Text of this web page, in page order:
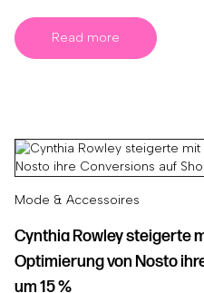
Read more
Mode & Accessoires
Cynthia Rowley steigerte
Optimierung von Nosto
um 15 %